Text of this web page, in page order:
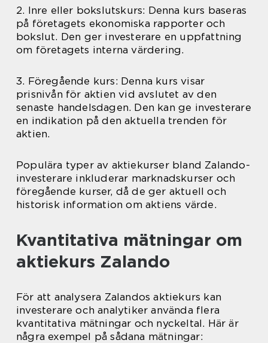
2. Inre eller bokslutskurs: Denna kurs baseras
på företagets ekonomiska rapporter och
bokslut. Den ger investerare en uppfattning
om företagets interna värdering.
3. Föregående kurs: Denna kurs visar
prisnivån för aktien vid avslutet av den
senaste handelsdagen. Den kan ge investerare
en indikation på den aktuella trenden för
aktien.
Populära typer av aktiekurser bland Zalando-
investerare inkluderar marknadskurser och
föregående kurser, då de ger aktuell och
historisk information om aktiens värde.
Kvantitativa mätningar om
aktiekurs Zalando
För att analysera Zalandos aktiekurs kan
investerare och analytiker använda flera
kvantitativa mätningar och nyckeltal. Här är
några exempel på sådana mätningar: